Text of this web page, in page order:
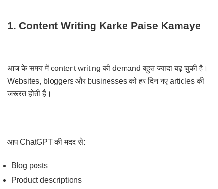
1. Content Writing Karke Paise Kamaye
आज के समय में content writing की demand बहुत ज्यादा बढ़ चुकी है।
Websites, bloggers और businesses को हर दिन नए articles की
जरूरत होती है।
आप ChatGPT की मदद से:
Blog posts
Product descriptions